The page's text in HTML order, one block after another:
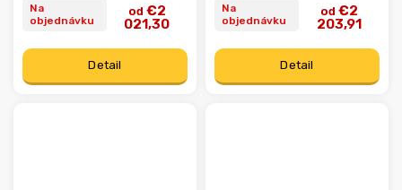
Na
objednávku
od €2
021,30
Detail
Na
objednávku
od €2
203,91
Detail